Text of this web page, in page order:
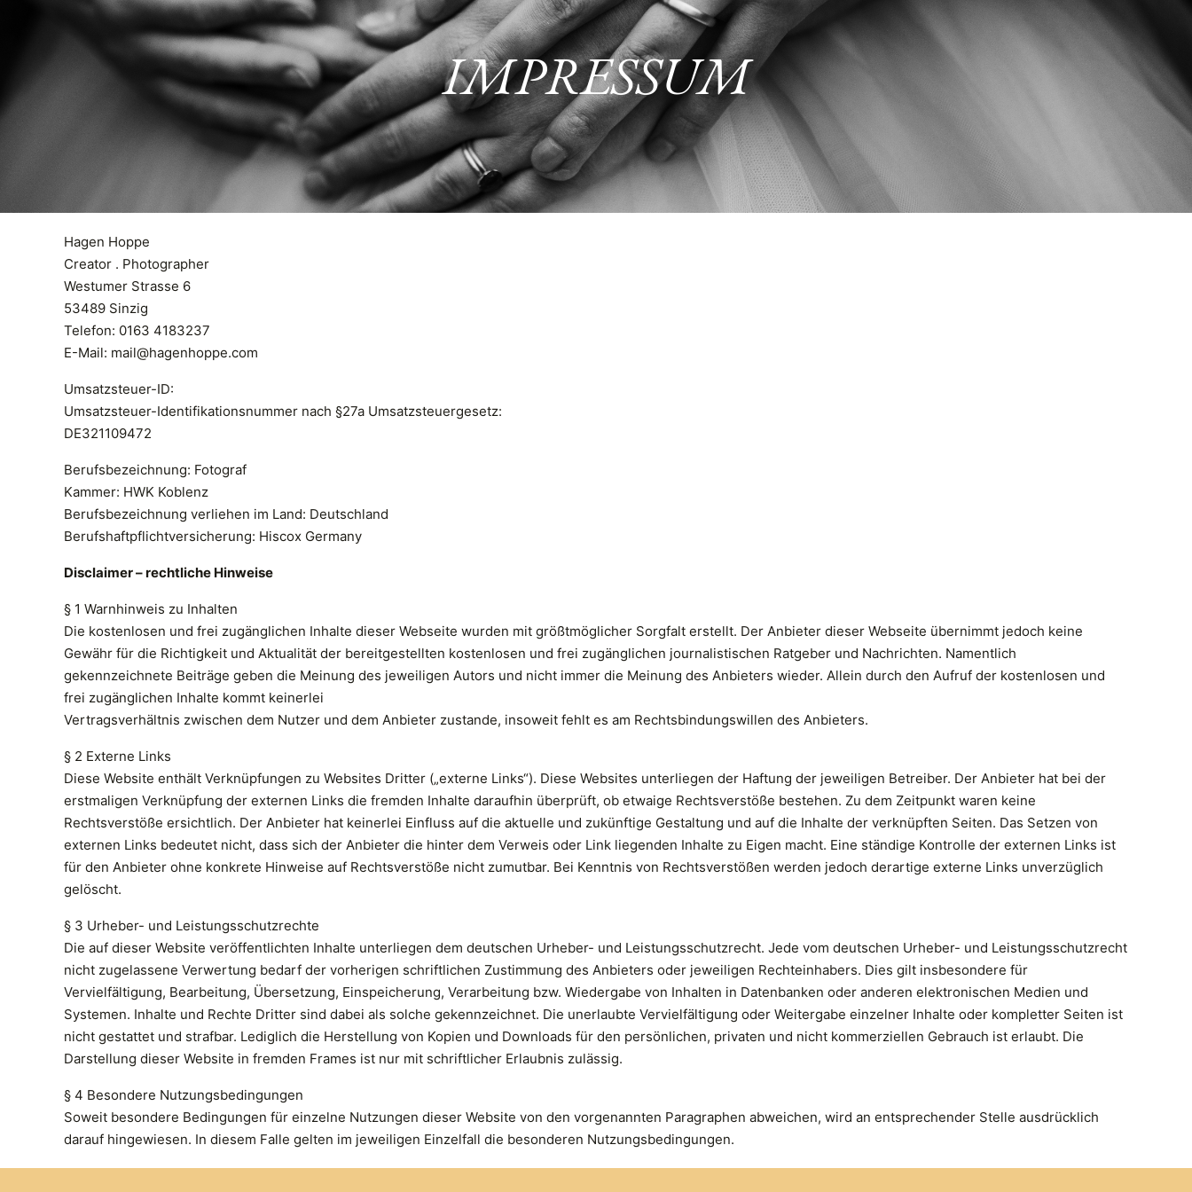
IMPRESSUM
Hagen Hoppe
Creator . Photographer
Westumer Strasse 6
53489 Sinzig
Telefon: 0163 4183237
E-Mail: mail@hagenhoppe.com
Umsatzsteuer-ID:
Umsatzsteuer-Identifikationsnummer nach §27a Umsatzsteuergesetz:
DE321109472
Berufsbezeichnung: Fotograf
Kammer: HWK Koblenz
Berufsbezeichnung verliehen im Land: Deutschland
Berufshaftpflichtversicherung: Hiscox Germany
Disclaimer – rechtliche Hinweise
§ 1 Warnhinweis zu Inhalten
Die kostenlosen und frei zugänglichen Inhalte dieser Webseite wurden mit größtmöglicher Sorgfalt erstellt. Der Anbieter dieser Webseite übernimmt jedoch keine
Gewähr für die Richtigkeit und Aktualität der bereitgestellten kostenlosen und frei zugänglichen journalistischen Ratgeber und Nachrichten. Namentlich
gekennzeichnete Beiträge geben die Meinung des jeweiligen Autors und nicht immer die Meinung des Anbieters wieder. Allein durch den Aufruf der kostenlosen und
frei zugänglichen Inhalte kommt keinerlei
Vertragsverhältnis zwischen dem Nutzer und dem Anbieter zustande, insoweit fehlt es am Rechtsbindungswillen des Anbieters.
§ 2 Externe Links
Diese Website enthält Verknüpfungen zu Websites Dritter („externe Links“). Diese Websites unterliegen der Haftung der jeweiligen Betreiber. Der Anbieter hat bei der
erstmaligen Verknüpfung der externen Links die fremden Inhalte daraufhin überprüft, ob etwaige Rechtsverstöße bestehen. Zu dem Zeitpunkt waren keine
Rechtsverstöße ersichtlich. Der Anbieter hat keinerlei Einfluss auf die aktuelle und zukünftige Gestaltung und auf die Inhalte der verknüpften Seiten. Das Setzen von
externen Links bedeutet nicht, dass sich der Anbieter die hinter dem Verweis oder Link liegenden Inhalte zu Eigen macht. Eine ständige Kontrolle der externen Links ist
für den Anbieter ohne konkrete Hinweise auf Rechtsverstöße nicht zumutbar. Bei Kenntnis von Rechtsverstößen werden jedoch derartige externe Links unverzüglich
gelöscht.
§ 3 Urheber- und Leistungsschutzrechte
Die auf dieser Website veröffentlichten Inhalte unterliegen dem deutschen Urheber- und Leistungsschutzrecht. Jede vom deutschen Urheber- und Leistungsschutzrecht
nicht zugelassene Verwertung bedarf der vorherigen schriftlichen Zustimmung des Anbieters oder jeweiligen Rechteinhabers. Dies gilt insbesondere für
Vervielfältigung, Bearbeitung, Übersetzung, Einspeicherung, Verarbeitung bzw. Wiedergabe von Inhalten in Datenbanken oder anderen elektronischen Medien und
Systemen. Inhalte und Rechte Dritter sind dabei als solche gekennzeichnet. Die unerlaubte Vervielfältigung oder Weitergabe einzelner Inhalte oder kompletter Seiten ist
nicht gestattet und strafbar. Lediglich die Herstellung von Kopien und Downloads für den persönlichen, privaten und nicht kommerziellen Gebrauch ist erlaubt. Die
Darstellung dieser Website in fremden Frames ist nur mit schriftlicher Erlaubnis zulässig.
§ 4 Besondere Nutzungsbedingungen
Soweit besondere Bedingungen für einzelne Nutzungen dieser Website von den vorgenannten Paragraphen abweichen, wird an entsprechender Stelle ausdrücklich
darauf hingewiesen. In diesem Falle gelten im jeweiligen Einzelfall die besonderen Nutzungsbedingungen.